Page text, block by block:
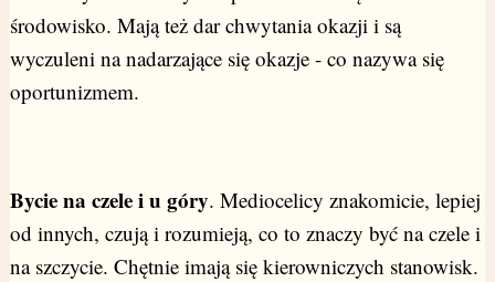
środowisko. Mają też dar chwytania okazji i są
wyczuleni na nadarzające się okazje - co nazywa się
oportunizmem.
Bycie na czele i u góry. Mediocelicy znakomicie, lepiej
od innych, czują i rozumieją, co to znaczy być na czele i
na szczycie. Chętnie imają się kierowniczych stanowisk.